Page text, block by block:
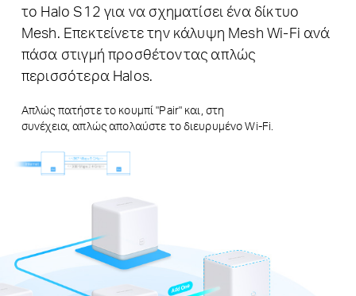
το Halo S12 για να σχηματίσει ένα δίκτυο
Mesh. Επεκτείνετε την κάλυψη Mesh Wi-Fi ανά
πάσα στιγμή προσθέτοντας απλώς
περισσότερα Halos.
Απλώς πατήστε το κουμπί "Pair" και, στη
συνέχεια, απλώς απολαύστε το διευρυμένο Wi-Fi.